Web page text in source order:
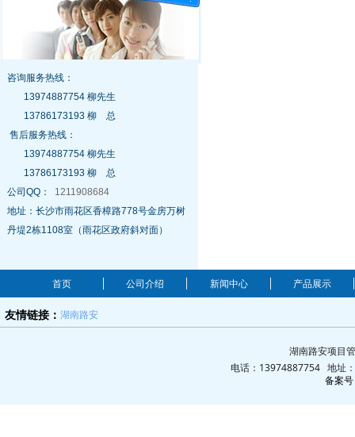
咨询服务热线：
13974887754 柳先生
13786173193 柳 总
售后服务热线：
13974887754 柳先生
13786173193 柳 总
公司QQ： 1211908684
地址：长沙市雨花区香樟路778号金房万树
丹堤2栋1108室（雨花区政府斜对面）
首页 公司介绍 新闻中心 产品展示
湖南路安项目
电话：13974887754 地址
备案
友情链接： 湖南路安